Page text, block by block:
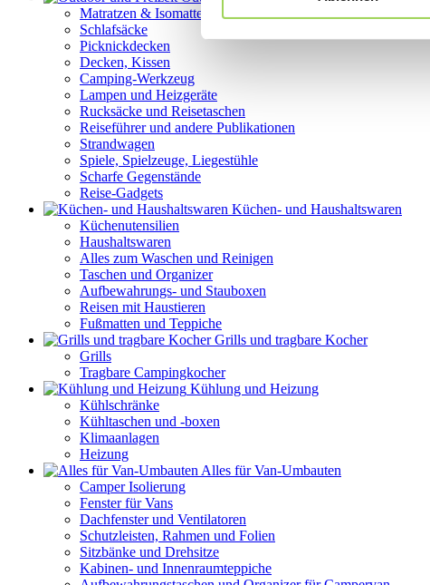
Matratzen & Isomatten
Schlafsäcke
Picknickdecken
Decken, Kissen
Camping-Werkzeug
Lampen und Heizgeräte
Rucksäcke und Reisetaschen
Reiseführer und andere Publikationen
Strandwagen
Spiele, Spielzeuge, Liegestühle
Scharfe Gegenstände
Reise-Gadgets
Küchen- und Haushaltswaren
Küchenutensilien
Haushaltswaren
Alles zum Waschen und Reinigen
Taschen und Organizer
Aufbewahrungs- und Stauboxen
Reisen mit Haustieren
Fußmatten und Teppiche
Grills und tragbare Kocher
Grills
Tragbare Campingkocher
Kühlung und Heizung
Kühlschränke
Kühltaschen und -boxen
Klimaanlagen
Heizung
Alles für Van-Umbauten
Camper Isolierung
Fenster für Vans
Dachfenster und Ventilatoren
Schutzleisten, Rahmen und Folien
Sitzbänke und Drehsitze
Kabinen- und Innenraumteppiche